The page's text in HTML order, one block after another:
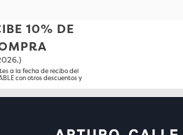
10% DE
a la fecha de recibo del
con otros descuentos y